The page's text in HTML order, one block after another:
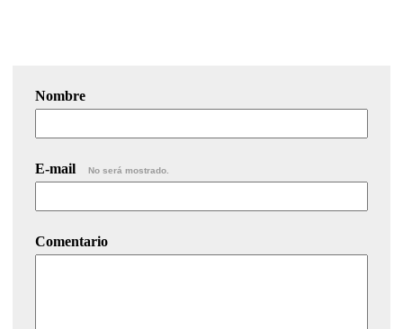
Nombre
E-mail No será mostrado.
Comentario